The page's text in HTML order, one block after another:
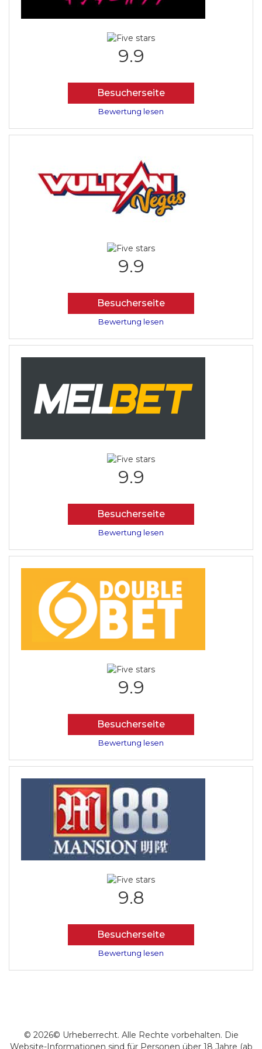
9.9
Besucherseite
Bewertung lesen
9.9
Besucherseite
Bewertung lesen
9.9
Besucherseite
Bewertung lesen
9.9
Besucherseite
Bewertung lesen
9.8
Besucherseite
Bewertung lesen
© 2026© Urheberrecht. Alle Rechte vorbehalten. Die
Website-Informationen sind für Personen über 18 Jahre (ab